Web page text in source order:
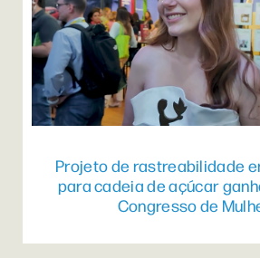
Projeto de rastreabilidade
para cadeia de açúcar
Congresso de